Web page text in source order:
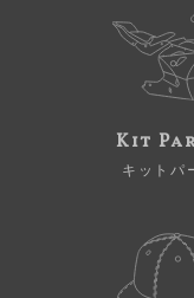
Kit
キットパ